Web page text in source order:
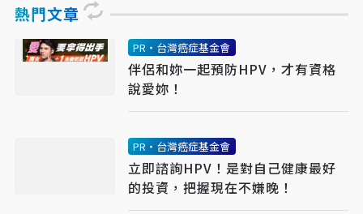
熱門文章
PR・台灣癌症基金會
伴侶和妳一起預防HPV，才有資格
說愛妳！
PR・台灣癌症基金會
立即諮詢HPV！是對自己健康最好
的投資，把握現在不嫌晚！